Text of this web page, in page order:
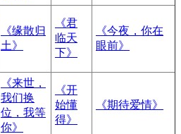
《缘散归
土》
《君
临天
下》
《今夜，你在
眼前》
《来世，
我们换
位，我等
你》
《开
始懂
得》
《期待爱情》